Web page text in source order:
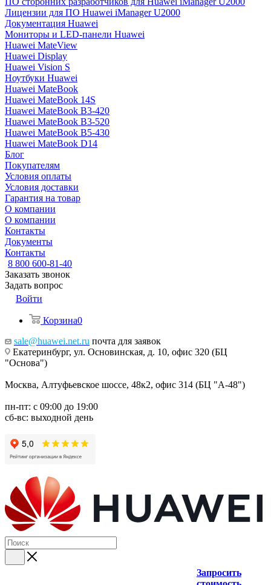
Лицензии для ПО Huawei iManager U2000
Документация Huawei
Мониторы и LED-панели Huawei
Huawei MateView
Huawei Display
Huawei Vision S
Ноутбуки Huawei
Huawei MateBook
Huawei MateBook 14S
Huawei MateBook B3-420
Huawei MateBook B3-520
Huawei MateBook B5-430
Huawei MateBook D14
Блог
Покупателям
Условия оплаты
Условия доставки
Гарантия на товар
О компании
О компании
Контакты
Документы
Контакты
8 800 600-81-40
Заказать звонок
Задать вопрос
Войти
Корзина0
sale@huawei.net.ru почта для заявок
Екатеринбург, ул. Основинская, д. 10, офис 320 (БЦ
"Основа")
Москва, Алтуфьевское шоссе, 48к2, офис 314 (БЦ "А-48")
пн-пт: с 09:00 до 19:00
сб-вс: выходной день
Запросить